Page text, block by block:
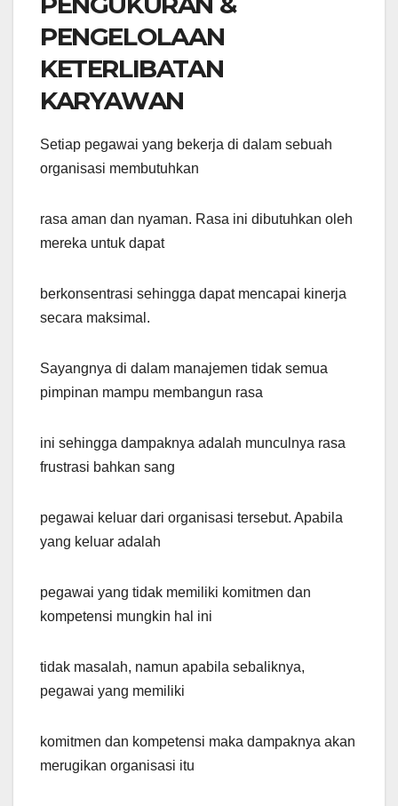
PENGELOLAAN
KETERLIBATAN
KARYAWAN
Setiap pegawai yang bekerja di dalam sebuah
organisasi membutuhkan
rasa aman dan nyaman. Rasa ini dibutuhkan oleh
mereka untuk dapat
berkonsentrasi sehingga dapat mencapai kinerja
secara maksimal.
Sayangnya di dalam manajemen tidak semua
pimpinan mampu membangun rasa
ini sehingga dampaknya adalah munculnya rasa
frustrasi bahkan sang
pegawai keluar dari organisasi tersebut. Apabila
yang keluar adalah
pegawai yang tidak memiliki komitmen dan
kompetensi mungkin hal ini
tidak masalah, namun apabila sebaliknya,
pegawai yang memiliki
komitmen dan kompetensi maka dampaknya akan
merugikan organisasi itu